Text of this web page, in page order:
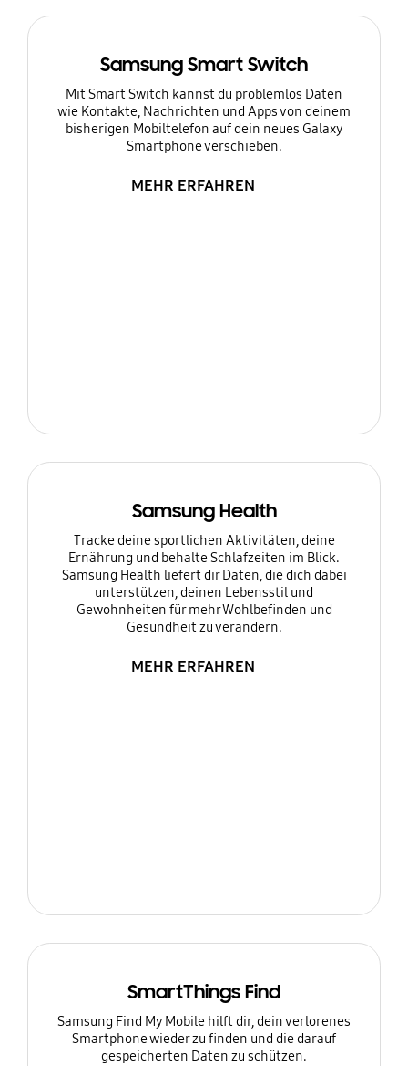
Samsung Smart Switch
Mit Smart Switch kannst du problemlos Daten
wie Kontakte, Nachrichten und Apps von deinem
bisherigen Mobiltelefon auf dein neues Galaxy
Smartphone verschieben.
MEHR ERFAHREN
Samsung Health
Tracke deine sportlichen Aktivitäten, deine
Ernährung und behalte Schlafzeiten im Blick.
Samsung Health liefert dir Daten, die dich dabei
unterstützen, deinen Lebensstil und
Gewohnheiten für mehr Wohlbefinden und
Gesundheit zu verändern.
MEHR ERFAHREN
SmartThings Find
Samsung Find My Mobile hilft dir, dein verlorenes
Smartphone wieder zu finden und die darauf
gespeicherten Daten zu schützen.